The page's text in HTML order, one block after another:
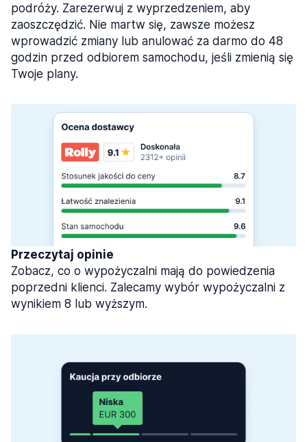
podróży. Zarezerwuj z wyprzedzeniem, aby
zaoszczędzić. Nie martw się, zawsze możesz
wprowadzić zmiany lub anulować za darmo do 48
godzin przed odbiorem samochodu, jeśli zmienią się
Twoje plany.
Przeczytaj opinie
Zobacz, co o wypożyczalni mają do powiedzenia
poprzedni klienci. Zalecamy wybór wypożyczalni z
wynikiem 8 lub wyższym.